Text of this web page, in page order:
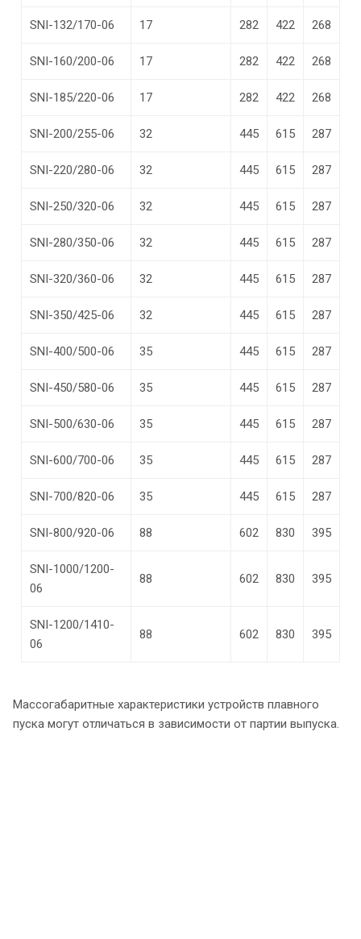
SNI-132/170-06 17 282 422 268
SNI-160/200-06 17 282 422 268
SNI-185/220-06 17 282 422 268
SNI-200/255-06 32 445 615 287
SNI-220/280-06 32 445 615 287
SNI-250/320-06 32 445 615 287
SNI-280/350-06 32 445 615 287
SNI-320/360-06 32 445 615 287
SNI-350/425-06 32 445 615 287
SNI-400/500-06 35 445 615 287
SNI-450/580-06 35 445 615 287
SNI-500/630-06 35 445 615 287
SNI-600/700-06 35 445 615 287
SNI-700/820-06 35 445 615 287
SNI-800/920-06 88 602 830 395
SNI-1000/1200-
06
88 602 830 395
SNI-1200/1410-
06
88 602 830 395
Массогабаритные характеристики устройств плавного
пуска могут отличаться в зависимости от партии выпуска.